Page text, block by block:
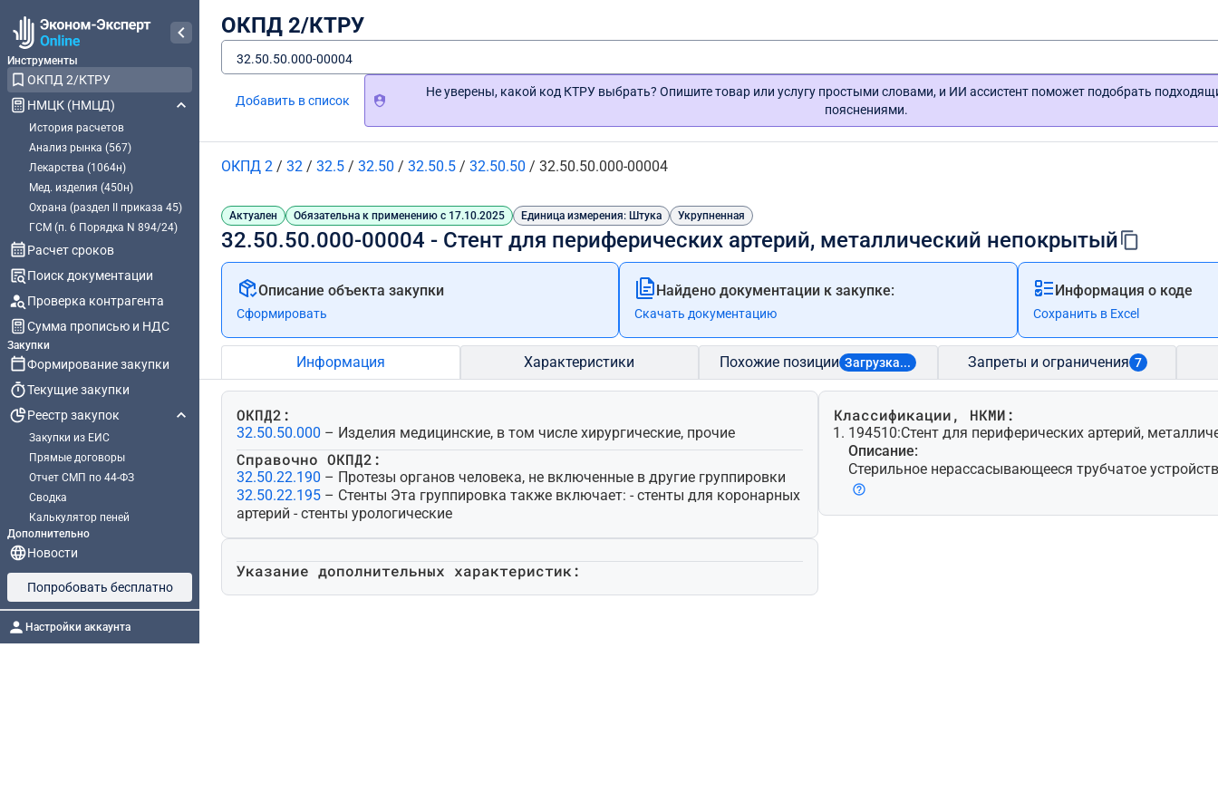
Инструменты
ОКПД 2/КТРУ
НМЦК (НМЦД)
История расчетов
Анализ рынка (567)
Лекарства (1064н)
Мед. изделия (450н)
Охрана (раздел II приказа 45)
ГСМ (п. 6 Порядка N 894/24)
Расчет сроков
Поиск документации
Проверка контрагента
Сумма прописью и НДС
Закупки
Формирование закупки
Текущие закупки
Реестр закупок
Закупки из ЕИС
Прямые договоры
Отчет СМП по 44-ФЗ
Сводка
Калькулятор пеней
Дополнительно
Новости
Попробовать бесплатно
Настройки аккаунта
ОКПД 2/КТРУ
32.50.50.000-00004
Добавить в список
Не уверены, какой код КТРУ выбрать? Опишите товар или услугу простыми словами, и ИИ ассистент поможет подобрать
пояснениями.
ОКПД 2 / 32 / 32.5 / 32.50 / 32.50.5 / 32.50.50 / 32.50.50.000-00004
Актуален Обязательна к применению с 17.10.2025 Единица измерения: Штука Укрупненная
32.50.50.000-00004 - Стент для периферических артерий, металлический непокрытый
Описание объекта закупки
Сформировать
Найдено документации к закупке:
Скачать документацию
Информация о коде
Сохранить в Excel
Информация Характеристики Похожие позиции Загрузка... Запреты и ограничения 7
ОКПД2:
32.50.50.000 – Изделия медицинские, в том числе хирургические, прочие
Справочно ОКПД2:
32.50.22.190 – Протезы органов человека, не включенные в другие группировки
32.50.22.195 – Стенты Эта группировка также включает: - стенты для коронарных
артерий - стенты урологические
Указание дополнительных характеристик:
Классификации, НКМИ:
194510:Стент для периферических артерий,
Описание:
Стерильное нерассасывающееся трубчатое
для имплантирования в одну из периферических